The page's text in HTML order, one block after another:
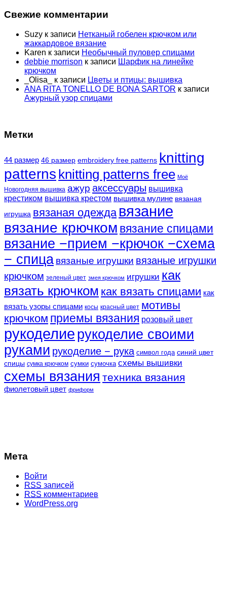
Свежие комментарии
Suzy к записи Нетканый гобелен крючком или
жаккардовое вязание
Karen к записи Необычный пуловер спицами
debbie morrison к записи Шарфик на линейке
крючком
_Olisa_
к записи Цветы и птицы: вышивка
ANA RITA TONELLO DE BONA SARTOR к записи
Ажурный узор спицами
Метки
44 размер 46 размер embroidery free patterns knitting
patterns knitting patterns free Моё
Новогодняя вышивка ажур аксессуары вышивка
крестиком вышивка крестом вышивка мулине вязаная
игрушка вязаная одежда вязание
вязание крючком вязание спицами
вязание −прием −крючок −схема
− спица вязаные игрушки вязаные игрушки
крючком зеленый цвет змея крючком игрушки как
вязать крючком как вязать спицами как
вязать узоры спицами косы красный цвет мотивы
крючком приемы вязания розовый цвет
рукоделие рукоделие своими
руками рукоделие − рука символ года синий цвет
спицы сумка крючком сумки сумочка схемы вышивки
схемы вязания техника вязания
фиолетовый цвет фриформ
Мета
Войти
RSS записей
RSS комментариев
WordPress.org